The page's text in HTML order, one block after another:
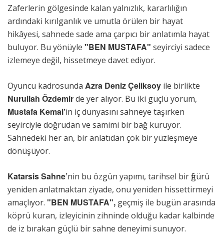
Zaferlerin gölgesinde kalan yalnızlık, kararlılığın
ardındaki kırılganlık ve umutla örülen bir hayat
hikâyesi, sahnede sade ama çarpıcı bir anlatımla hayat
buluyor. Bu yönüyle "BEN MUSTAFA" seyirciyi sadece
izlemeye değil, hissetmeye davet ediyor.
Oyuncu kadrosunda Azra Deniz Çeliksoy ile birlikte
Nurullah Özdemirde yer alıyor. Bu iki güçlü yorum,
Mustafa Kemal’in iç dünyasını sahneye taşırken
seyirciyle doğrudan ve samimi bir bağ kuruyor.
Sahnedeki her an, bir anlatıdan çok bir yüzleşmeye
dönüşüyor.
Katarsis Sahne’nin bu özgün yapımı, tarihsel bir figürü
yeniden anlatmaktan ziyade, onu yeniden hissettirmeyi
amaçlıyor. "BEN MUSTAFA", geçmiş ile bugün arasında
köprü kuran, izleyicinin zihninde olduğu kadar kalbinde
de iz bırakan güçlü bir sahne deneyimi sunuyor.